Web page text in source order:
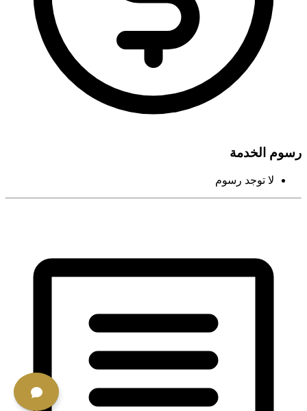
رسوم الخدمة
لا توجد رسوم